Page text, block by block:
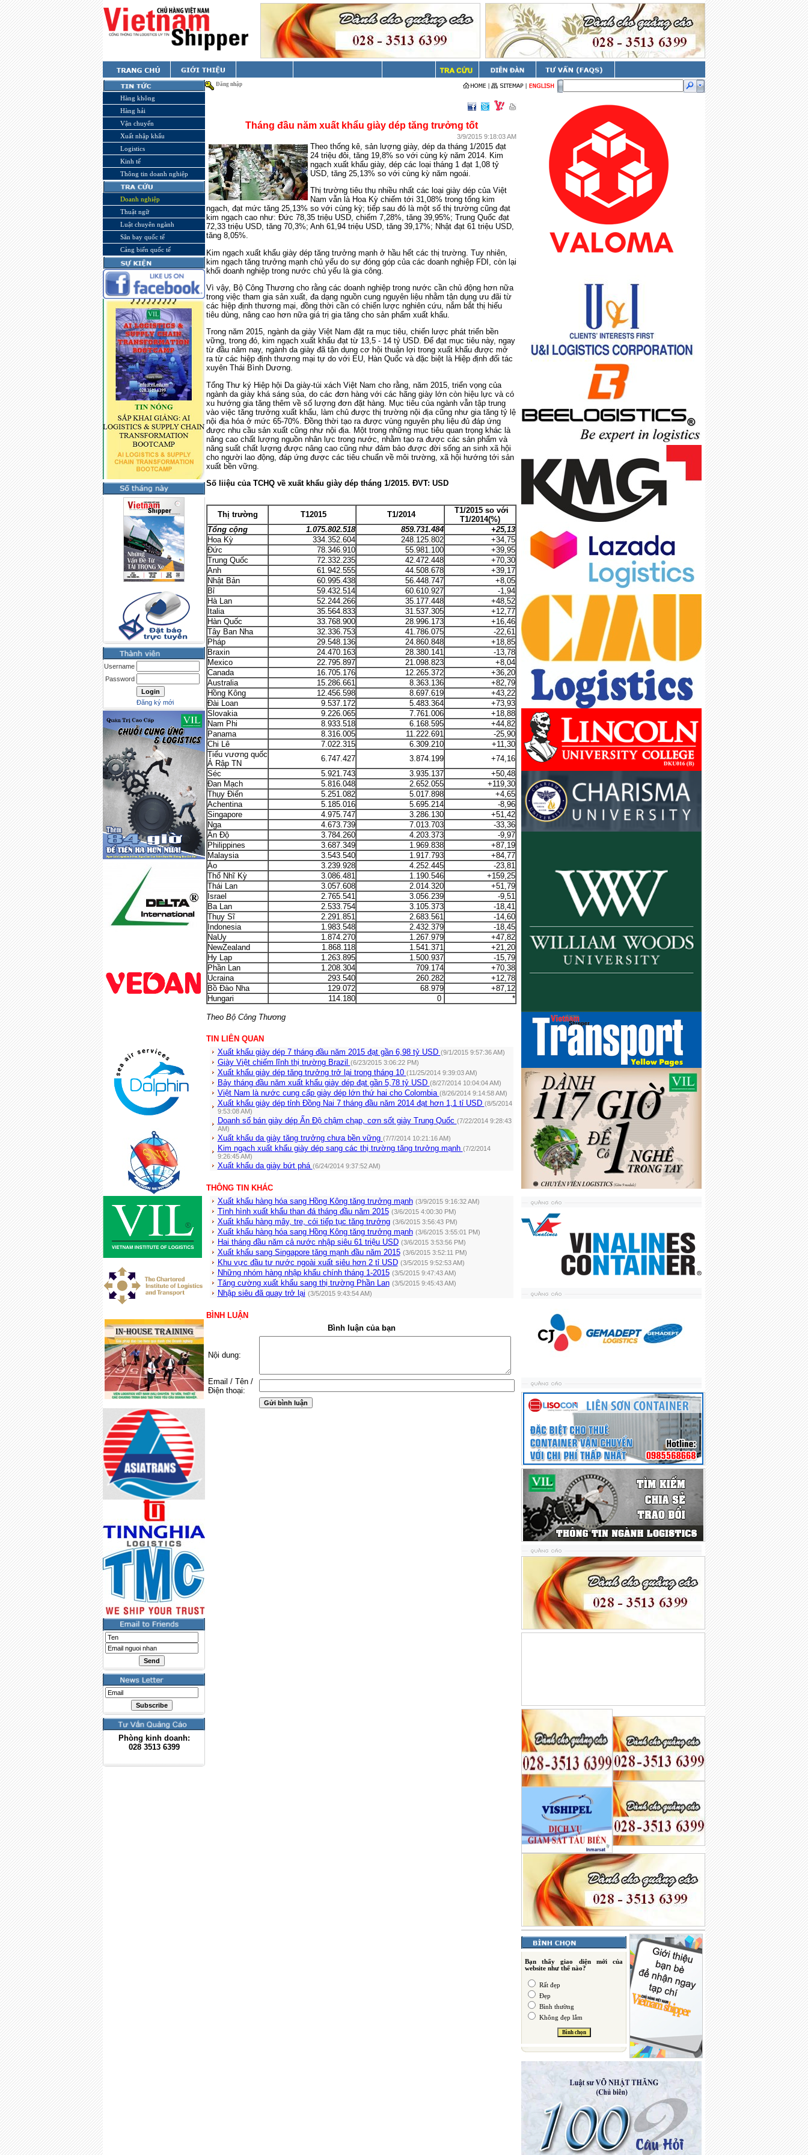
Hàng không
Hàng hải
Vận chuyển
Xuất nhập khẩu
Logistics
Kinh tế
Thông tin doanh nghiệp
Doanh nghiệp
Thuật ngữ
Luật chuyên ngành
Sân bay quốc tế
Cảng biển quốc tế
Username
Password
Đăng ký mới
Phòng kinh doanh:
028 3513 6399
Đăng nhập
Tháng đầu năm xuất khẩu giày dép tăng trưởng tốt
3/9/2015 9:18:03 AM
Theo thống kê, sản lượng giày, dép da tháng 1/2015 đạt
24 triệu đôi, tăng 19,8% so với cùng kỳ năm 2014. Kim
ngạch xuất khẩu giày, dép các loại tháng 1 đạt 1,08 tỷ
USD, tăng 25,13% so với cùng kỳ năm ngoái.
Thị trường tiêu thụ nhiều nhất các loại giày dép của Việt
Nam vẫn là Hoa Kỳ chiếm tới 31,08% trong tổng kim
ngạch, đạt mức tăng 25,13% so với cùng kỳ; tiếp sau đó là một số thị trường cũng đạt
kim ngạch cao như: Đức 78,35 triệu USD, chiếm 7,28%, tăng 39,95%; Trung Quốc đạt
72,33 triệu USD, tăng 70,3%; Anh 61,94 triệu USD, tăng 39,17%; Nhật đạt 61 triệu USD,
tăng 8,05%.
Kim ngạch xuất khẩu giày dép tăng trưởng mạnh ở hầu hết các thị trường. Tuy nhiên,
kim ngạch tăng trưởng mạnh chủ yếu do sự đóng góp của các doanh nghiệp FDI, còn lại
khối doanh nghiệp trong nước chủ yếu là gia công.
Vì vậy, Bộ Công Thương cho rằng các doanh nghiệp trong nước cần chủ động hơn nữa
trong việc tham gia sản xuất, đa dạng nguồn cung nguyên liệu nhằm tận dụng ưu đãi từ
các hiệp định thương mại, đồng thời cần có chiến lược nghiên cứu, nắm bắt thị hiếu
tiêu dùng, nâng cao hơn nữa giá trị gia tăng cho sản phẩm xuất khẩu.
Trong năm 2015, ngành da giày Việt Nam đặt ra mục tiêu, chiến lược phát triển bền
vững, trong đó, kim ngạch xuất khẩu đạt từ 13,5 - 14 tỷ USD. Để đạt mục tiêu này, ngay
từ đầu năm nay, ngành da giày đã tận dụng cơ hội thuận lợi trong xuất khẩu được mở
ra từ các hiệp định thương mại tự do với EU, Hàn Quốc và đặc biệt là Hiệp định đối tác
xuyên Thái Bình Dương.
Tổng Thư ký Hiệp hội Da giày-túi xách Việt Nam cho rằng, năm 2015, triển vọng của
ngành da giày khá sáng sủa, do các đơn hàng với các hãng giày lớn còn hiệu lực và có
xu hướng gia tăng thêm về số lượng đơn đặt hàng. Mục tiêu của ngành vẫn tập trung
vào việc tăng trưởng xuất khẩu, làm chủ được thị trường nội địa cũng như gia tăng tỷ lệ
nội địa hóa ở mức 65-70%. Đồng thời tạo ra được vùng nguyên phụ liệu đủ đáp ứng
được nhu cầu sản xuất cũng như nội địa. Một trong những mục tiêu quan trọng khác là
nâng cao chất lượng nguồn nhân lực trong nước, nhằm tạo ra được các sản phẩm và
năng suất chất lượng được nâng cao cũng như đảm bảo được đời sống an sinh xã hội
cho người lao động, đáp ứng được các tiêu chuẩn về môi trường, xã hội hướng tới sản
xuất bền vững.
Số liiệu của TCHQ về xuất khẩu giày dép tháng 1/2015. ĐVT: USD
Thị trường T12015 T1/2014
T1/2015 so với
T1/2014(%)
Tổng cộng
1.075.802.518 859.731.484
+25,13
Hoa Kỳ
334.352.604 248.125.802
+34,75
Đức
78.346.910 55.981.100
+39,95
Trung Quốc
72.332.235 42.472.448
+70,30
Anh
61.942.555 44.508.678
+39,17
Nhật Bản
60.995.438 56.448.747
+8,05
Bỉ
59.432.514 60.610.927
-1,94
Hà Lan
52.244.266 35.177.448
+48,52
Italia
35.564.833 31.537.305
+12,77
Hàn Quốc
33.768.900 28.996.173
+16,46
Tây Ban Nha
32.336.753 41.786.075
-22,61
Pháp
29.548.136 24.860.848
+18,85
Braxin
24.470.163 28.380.141
-13,78
Mexico
22.795.897 21.098.823
+8,04
Canada
16.705.176 12.265.372
+36,20
Australia
15.286.661 8.363.136
+82,79
Hồng Kông
12.456.598 8.697.619
+43,22
Đài Loan
9.537.172 5.483.364
+73,93
Slovakia
9.226.065 7.761.006
+18,88
Nam Phi
8.933.518 6.168.595
+44,82
Panama
8.316.005 11.222.691
-25,90
Chi Lê
7.022.315 6.309.210
+11,30
Tiểu vương quốc
Ả Rập TN
6.747.427 3.874.199
+74,16
Séc
5.921.743 3.935.137
+50,48
Đan Mạch
5.816.048 2.652.055
+119,30
Thụy Điển
5.251.082 5.017.898
+4,65
Achentina
5.185.016 5.695.214
-8,96
Singapore
4.975.747 3.286.130
+51,42
Nga
4.673.739 7.013.703
-33,36
Ấn Độ
3.784.260 4.203.373
-9,97
Philippines
3.687.349 1.969.838
+87,19
Malaysia
3.543.540 1.917.793
+84,77
Áo
3.239.928 4.252.445
-23,81
Thổ Nhĩ Kỳ
3.086.481 1.190.546
+159,25
Thái Lan
3.057.608 2.014.320
+51,79
Israel
2.765.541 3.056.239
-9,51
Ba Lan
2.533.754 3.105.373
-18,41
Thụy Sĩ
2.291.851 2.683.561
-14,60
Indonesia
1.983.548 2.432.379
-18,45
NaUy
1.874.270 1.267.979
+47,82
NewZealand
1.868.118 1.541.371
+21,20
Hy Lạp
1.263.895 1.500.937
-15,79
Phần Lan
1.208.304 709.174
+70,38
Ucraina
293.540 260.282
+12,78
Bồ Đào Nha
129.072 68.979
+87,12
Hungari
114.180 0 *
Theo Bộ Công Thương
TIN LIÊN QUAN
Xuất khẩu giày dép 7 tháng đầu năm 2015 đạt gần 6,98 tỷ USD (9/1/2015 9:57:36 AM)
Giày Việt chiếm lĩnh thị trường Brazil (6/23/2015 3:06:22 PM)
Xuất khẩu giày dép tăng trưởng trở lại trong tháng 10 (11/25/2014 9:39:03 AM)
Bảy tháng đầu năm xuất khẩu giày dép đạt gần 5,78 tỷ USD (8/27/2014 10:04:04 AM)
Việt Nam là nước cung cấp giày dép lớn thứ hai cho Colombia (8/26/2014 9:14:58 AM)
Xuất khẩu giày dép tỉnh Đồng Nai 7 tháng đầu năm 2014 đạt hơn 1,1 tỉ USD (8/5/2014
9:53:08 AM)
Doanh số bán giày dép Ấn Độ chậm chạp, cơn sốt giày Trung Quốc (7/22/2014 9:28:43
AM)
Xuất khẩu da giày tăng trưởng chưa bền vững (7/7/2014 10:21:16 AM)
Kim ngạch xuất khẩu giày dép sang các thị trường tăng trưởng mạnh (7/2/2014
9:26:45 AM)
Xuất khẩu da giày bứt phá (6/24/2014 9:37:52 AM)
THÔNG TIN KHÁC
Xuất khẩu hàng hóa sang Hồng Kông tăng trưởng mạnh (3/9/2015 9:16:32 AM)
Tình hình xuất khẩu than đá tháng đầu năm 2015 (3/6/2015 4:00:30 PM)
Xuất khẩu hàng mây, tre, cói tiếp tục tăng trưởng (3/6/2015 3:56:43 PM)
Xuất khẩu hàng hóa sang Hồng Kông tăng trưởng mạnh (3/6/2015 3:55:01 PM)
Hai tháng đầu năm cả nước nhập siêu 61 triệu USD (3/6/2015 3:53:56 PM)
Xuất khẩu sang Singapore tăng mạnh đầu năm 2015 (3/6/2015 3:52:11 PM)
Khu vực đầu tư nước ngoài xuất siêu hơn 2 tỉ USD (3/5/2015 9:52:53 AM)
Những nhóm hàng nhập khẩu chính tháng 1-2015 (3/5/2015 9:47:43 AM)
Tăng cường xuất khẩu sang thị trường Phần Lan (3/5/2015 9:45:43 AM)
Nhập siêu đã quay trở lại (3/5/2015 9:43:54 AM)
BÌNH LUẬN
Bình luận của bạn
Nội dung:
Email / Tên /
Điện thoại:
Bạn thấy giao diện mới của
website như thế nào?
Rất đẹp
Đẹp
Bình thường
Không đẹp lắm